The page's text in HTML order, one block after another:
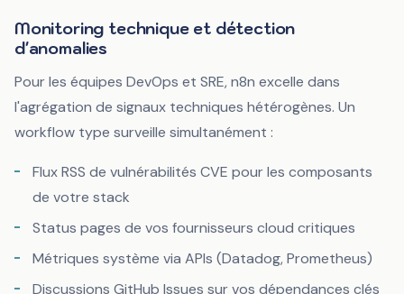
Monitoring technique et détection
d'anomalies
Pour les équipes DevOps et SRE, n8n excelle dans
l'agrégation de signaux techniques hétérogènes. Un
workflow type surveille simultanément :
Flux RSS de vulnérabilités CVE pour les composants
de votre stack
Status pages de vos fournisseurs cloud critiques
Métriques système via APIs (Datadog, Prometheus)
Discussions GitHub Issues sur vos dépendances clés